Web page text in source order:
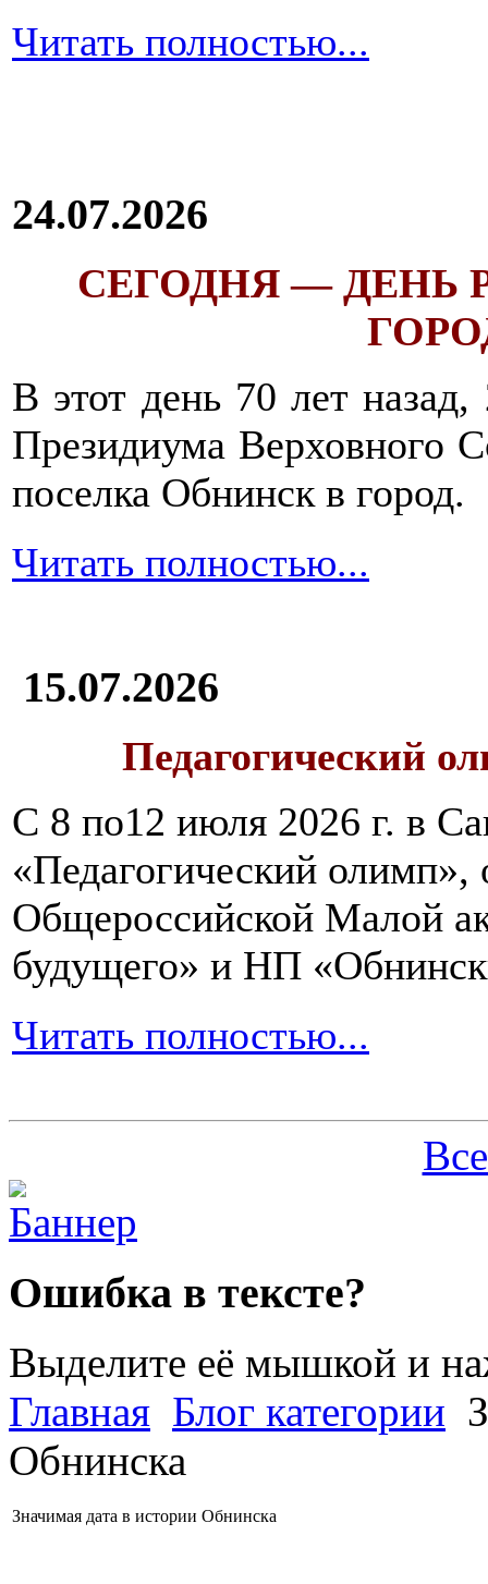
Читать полностью...
24.07.2026
СЕГОДНЯ — ДЕНЬ
В этот день 70 лет
Президиума Верховного
поселка Обнинск в город.
Читать полностью...
15.07.2026
Педагогический
С 8 по12 июля 2026 г. в
«Педагогический олимп»,
Общероссийской Малой
будущего» и НП
Читать полностью...
Ошибка в тексте?
Выделите её мышкой и
Главная Блог категории
Обнинска
Значимая дата в истории Обнинска